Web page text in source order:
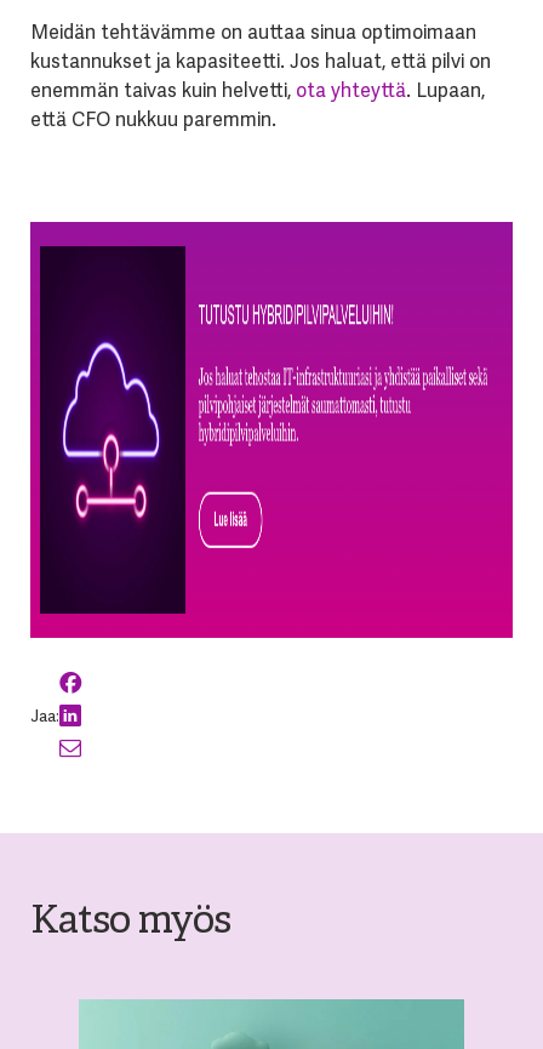
Meidän tehtävämme on auttaa sinua optimoimaan
kustannukset ja kapasiteetti. Jos haluat, että pilvi on
enemmän taivas kuin helvetti, ota yhteyttä. Lupaan,
että CFO nukkuu paremmin.
Jaa:
Katso myös